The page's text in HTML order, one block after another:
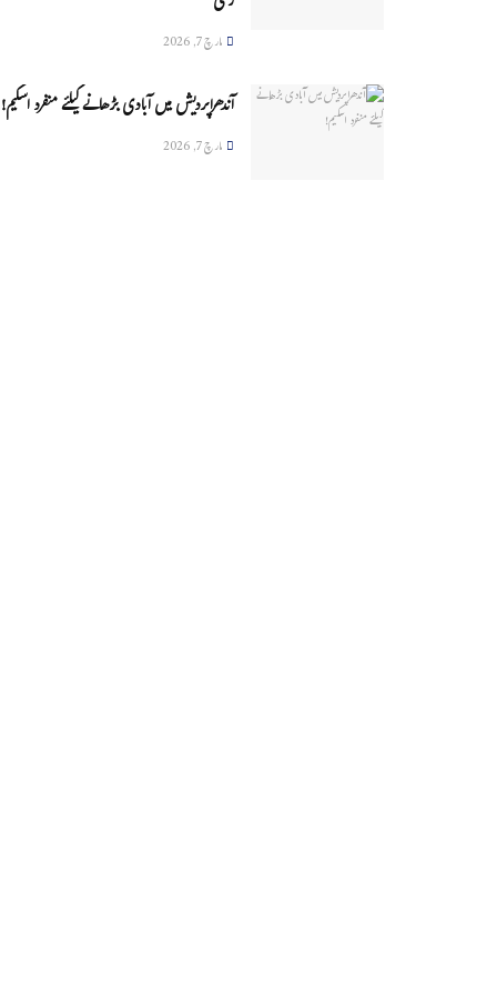
مارچ 7, 2026
آندھراپردیش میں آبادی بڑھانے کیلئے منفرد اسکیم!
مارچ 7, 2026